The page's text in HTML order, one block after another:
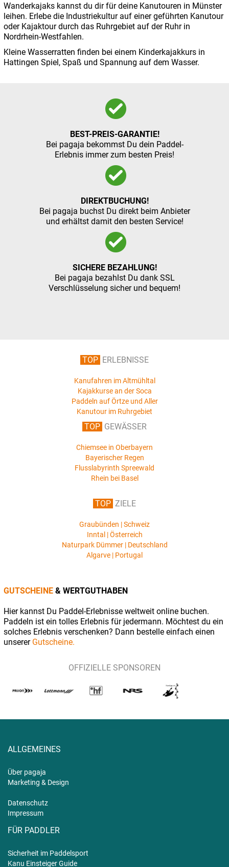
Wanderkajaks kannst du dir für deine Kanutouren in Münster
leihen. Erlebe die Industriekultur auf einer geführten Kanutour
oder Kajaktour durch das Ruhrgebiet auf der Ruhr in
Nordrhein-Westfahlen.
Kleine Wasserratten finden bei einem Kinderkajakkurs in
Hattingen Spiel, Spaß und Spannung auf dem Wasser.
BEST-PREIS-GARANTIE!
Bei pagaja bekommst Du dein Paddel-
Erlebnis immer zum besten Preis!
DIREKTBUCHUNG!
Bei pagaja buchst Du direkt beim Anbieter
und erhältst damit den besten Service!
SICHERE BEZAHLUNG!
Bei pagaja bezahlst Du dank SSL
Verschlüsselung sicher und bequem!
TOP ERLEBNISSE
Kanufahren im Altmühltal
Kajakkurse an der Soca
Paddeln auf Örtze und Aller
Kanutour im Ruhrgebiet
TOP GEWÄSSER
Chiemsee in Oberbayern
Bayerischer Regen
Flusslabyrinth Spreewald
Rhein bei Basel
TOP ZIELE
Graubünden | Schweiz
Inntal | Österreich
Naturpark Dümmer | Deutschland
Algarve | Portugal
GUTSCHEINE & WERTGUTHABEN
Hier kannst Du Paddel-Erlebnisse weltweit online buchen.
Paddeln ist ein tolles Erlebnis für jedermann. Möchtest du ein
solches Erlebnis verschenken? Dann bestelle einfach einen
unserer Gutscheine.
OFFIZIELLE SPONSOREN
ALLGEMEINES
Über pagaja
Marketing & Design
Datenschutz
Impressum
FÜR PADDLER
Sicherheit im Paddelsport
Kanu Einsteiger Guide